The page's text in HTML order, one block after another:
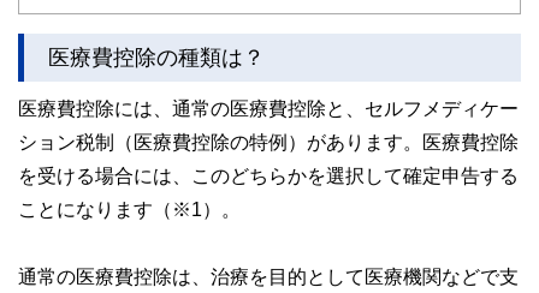
医療費控除の種類は？
医療費控除には、通常の医療費控除と、セルフメディケー
ション税制（医療費控除の特例）があります。医療費控除
を受ける場合には、このどちらかを選択して確定申告する
ことになります（※1）。
通常の医療費控除は、治療を目的として医療機関などで支